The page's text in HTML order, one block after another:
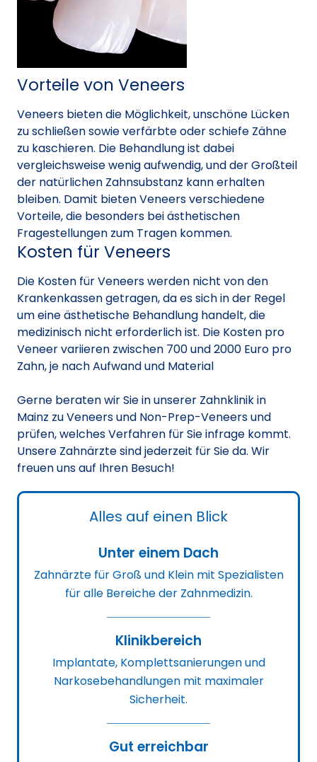
Vorteile von Veneers
Veneers bieten die Möglichkeit, unschöne Lücken
zu schließen sowie verfärbte oder schiefe Zähne
zu kaschieren. Die Behandlung ist dabei
vergleichsweise wenig aufwendig, und der Großteil
der natürlichen Zahnsubstanz kann erhalten
bleiben. Damit bieten Veneers verschiedene
Vorteile, die besonders bei ästhetischen
Fragestellungen zum Tragen kommen.
Kosten für Veneers
Die Kosten für Veneers werden nicht von den
Krankenkassen getragen, da es sich in der Regel
um eine ästhetische Behandlung handelt, die
medizinisch nicht erforderlich ist. Die Kosten pro
Veneer variieren zwischen 700 und 2000 Euro pro
Zahn, je nach Aufwand und Material
Gerne beraten wir Sie in unserer Zahnklinik in
Mainz zu Veneers und Non-Prep-Veneers und
prüfen, welches Verfahren für Sie infrage kommt.
Unsere Zahnärzte sind jederzeit für Sie da. Wir
freuen uns auf Ihren Besuch!
Alles auf einen Blick
Unter einem Dach
Zahnärzte für Groß und Klein mit Spezialisten
für alle Bereiche der Zahnmedizin.
Klinikbereich
Implantate, Komplettsanierungen und
Narkosebehandlungen mit maximaler
Sicherheit.
Gut erreichbar